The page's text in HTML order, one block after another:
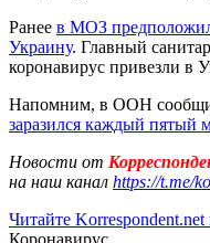
Ранее в МОЗ
Украину. Главный
коронавирус привезли в
Напомним, в ООН
заразился каждый пятый
Новости от
на наш канал https://t.me/
Читайте
Коронавирус